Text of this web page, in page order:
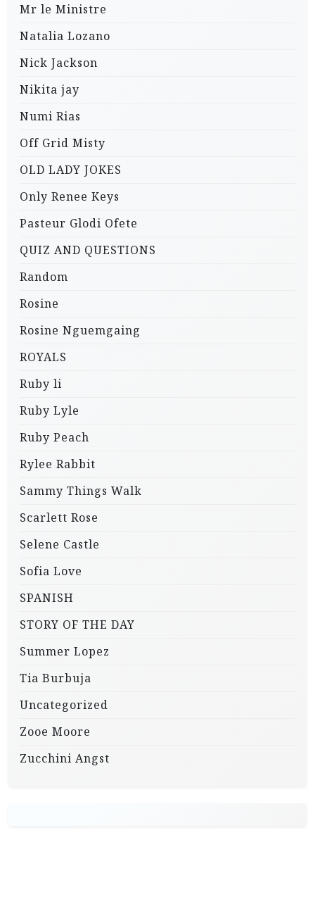
Mr le Ministre
Natalia Lozano
Nick Jackson
Nikita jay
Numi Rias
Off Grid Misty
OLD LADY JOKES
Only Renee Keys
Pasteur Glodi Ofete
QUIZ AND QUESTIONS
Random
Rosine
Rosine Nguemgaing
ROYALS
Ruby li
Ruby Lyle
Ruby Peach
Rylee Rabbit
Sammy Things Walk
Scarlett Rose
Selene Castle
Sofia Love
SPANISH
STORY OF THE DAY
Summer Lopez
Tia Burbuja
Uncategorized
Zooe Moore
Zucchini Angst